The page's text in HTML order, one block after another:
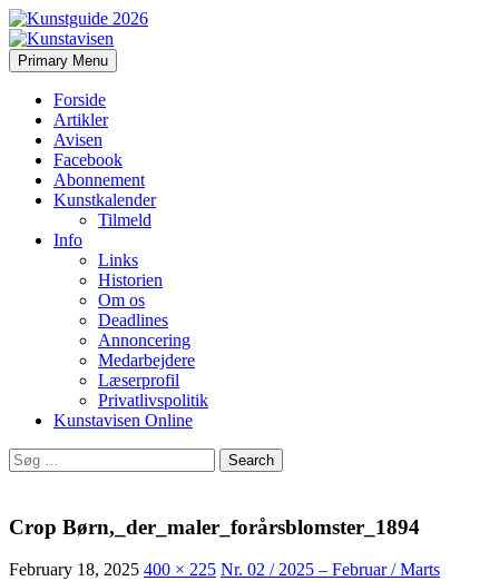
Kunstavisen
Search
Primary Menu Skip
to
Forside
Artikler
Avisen
Facebook
Abonnement
Kunstkalender
Tilmeld
Info
Links
Historien
Om os
Deadlines
Annoncering
Medarbejdere
Læserprofil
Privatlivspolitik
Kunstavisen Online
Search
for:
Crop Børn,_der_maler_forårsblomster_1894
February 18, 2025 400 × 225 Nr. 02 / 2025 – Februar / Marts